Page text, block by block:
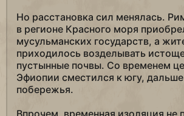
Но расстановка сил менялась.
в регионе Красного моря
мусульманских государств, а
приходилось возделывать
пустынные почвы. Со временем
Эфиопии сместился к югу, дальше
побережья.